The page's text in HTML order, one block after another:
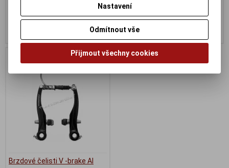
Sleva: 13 %
Původní cena:0 Kč
Brzdové čelisti V -brake Al
Nastavení
Odmítnout vše
Přijmout všechny cookies